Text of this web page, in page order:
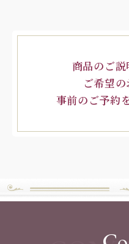
商品のご
ご希望の
事前のご予約